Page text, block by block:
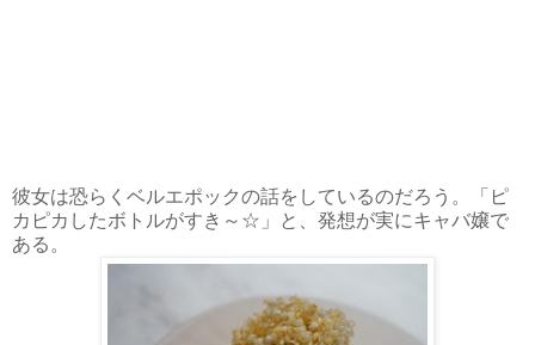
彼女は恐らくベルエポックの話をしているのだろう。「ピ
カピカしたボトルがすき～☆」と、発想が実にキャバ嬢で
ある。